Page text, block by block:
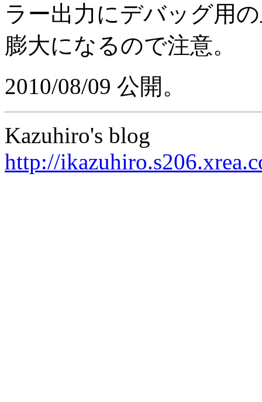
ラー出力にデバッグ用
膨大になるので注意。
2010/08/09 公開。
Kazuhiro's blog
http://